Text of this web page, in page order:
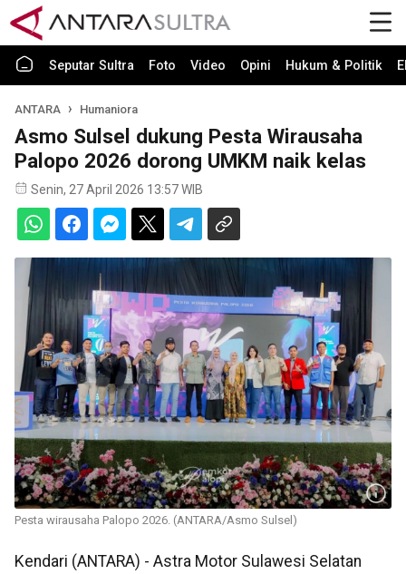
Seputar Sultra Foto Video Opini Hukum & Politik
ANTARA Humaniora
Asmo Sulsel dukung Pesta Wirausaha
Palopo 2026 dorong UMKM naik kelas
Senin, 27 April 2026 13:57 WIB
Pesta wirausaha Palopo 2026. (ANTARA/Asmo Sulsel)
Kendari (ANTARA) - Astra Motor Sulawesi Selatan